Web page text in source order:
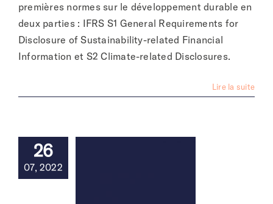
premières normes sur le développement durable en
deux parties : IFRS S1 General Requirements for
Disclosure of Sustainability-related Financial
Information et S2 Climate-related Disclosures.
Lire la suite
26
07, 2022